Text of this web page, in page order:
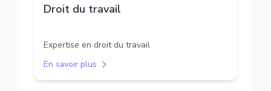
Droit du travail
Expertise en droit du travail
En savoir plus